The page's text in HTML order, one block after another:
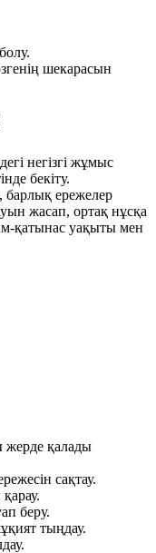
шекарасын
негізгі жұмыс
бекіту.
ережелер
жасап, ортақ нұсқа
қатынас уақыты мен
жерде қалады
сақтау.
беру.
тыңдау.